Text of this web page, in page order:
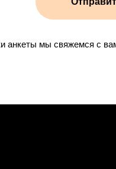
анкеты мы свяжемся с